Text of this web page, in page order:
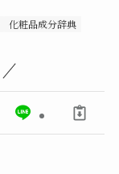
化粧品成分辞典